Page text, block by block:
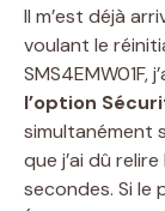
Il m’est déjà
voulant le
SMS4EMW01F,
l’option
simultanément
que j’ai dû
secondes. Si le